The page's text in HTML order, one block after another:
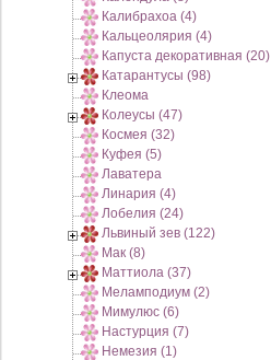
Калибрахоа (4)
Кальцеолярия (4)
Капуста декоративная (20)
Катарантусы (98)
Клеома
Колеусы (47)
Космея (32)
Куфея (5)
Лаватера
Линария (4)
Лобелия (24)
Львиный зев (122)
Мак (8)
Маттиола (37)
Меламподиум (2)
Мимулюс (6)
Настурция (7)
Немезия (1)